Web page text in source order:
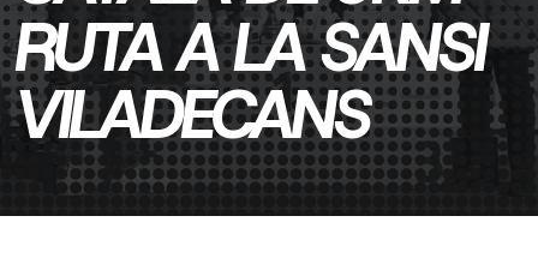
RUTA A LA SANSI
VILADECANS